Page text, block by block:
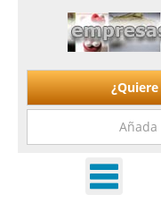
Añada